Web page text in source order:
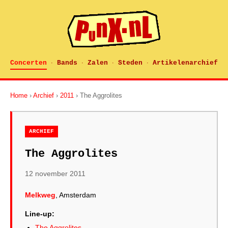
Concerten · Bands · Zalen · Steden · Artikelenarchief
Home › Archief › 2011 › The Aggrolites
ARCHIEF
The Aggrolites
12 november 2011
Melkweg , Amsterdam
Line-up: